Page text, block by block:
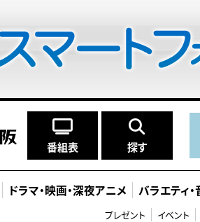
番組表 探す
ドラマ・映画・深夜アニメ バラエティ・
プレゼント イベント